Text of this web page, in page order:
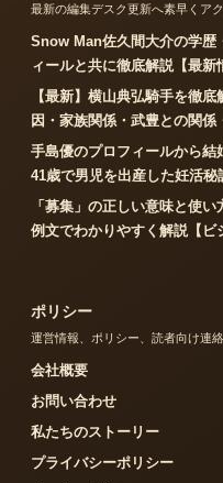
最新の編集デスク更新へ素早くアク
Snow Man佐久間大介の学歴
ィールと共に徹底解説【最新
【最新】横山典弘騎手を徹
因・家族関係・武豊との関係
手島優のプロフィールから結
41歳で男児を出産した妊活秘
「募集」の正しい意味と使
例文でわかりやすく解説【ビ
ポリシー
運営情報、ポリシー、読者向け連絡
会社概要
お問い合わせ
私たちのストーリー
プライバシーポリシー